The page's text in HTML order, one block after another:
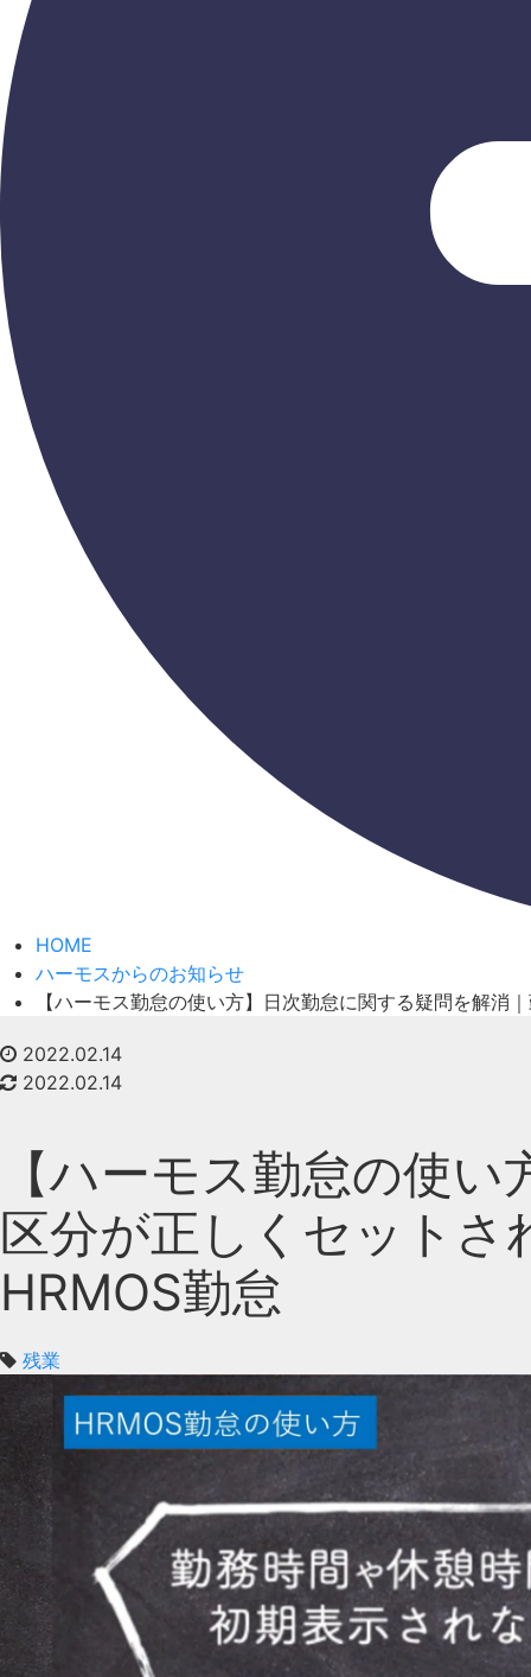
HOME
ハーモスからのお知らせ
【ハーモス勤怠の使い方】日次勤怠に関する疑問を解
2022.02.14
2022.02.14
【ハーモス勤怠の使
区分が正しくセットさ
HRMOS勤怠
残業